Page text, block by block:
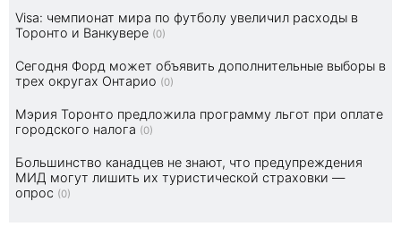
Visa: чемпионат мира по футболу увеличил расходы в
Торонто и Ванкувере (0)
Сегодня Форд может объявить дополнительные выборы в
трех округах Онтарио (0)
Мэрия Торонто предложила программу льгот при оплате
городского налога (0)
Большинство канадцев не знают, что предупреждения
МИД могут лишить их туристической страховки —
опрос (0)